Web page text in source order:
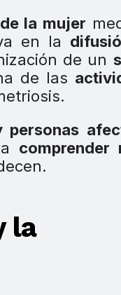
la mujer
en la
de un
de las
comprender
la